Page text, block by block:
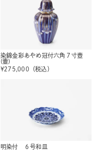
染錦金彩あやめ冠付六角７寸壺
(壷)
¥275,000 （税込）
明染付 ６号和皿